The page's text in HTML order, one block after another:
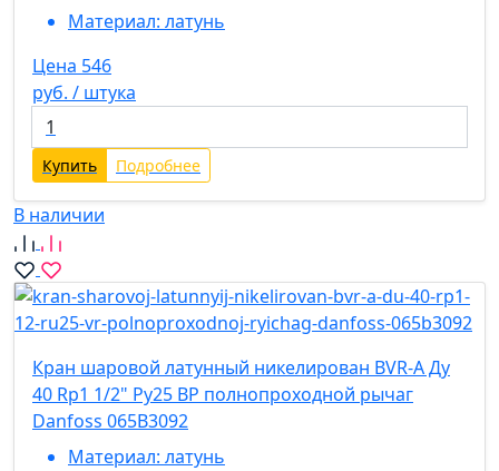
Материал: латунь
Цена 546
руб. / штука
Купить Подробнее
В наличии
Кран шаровой латунный никелирован BVR-A Ду
40 Rp1 1/2" Ру25 ВР полнопроходной рычаг
Danfoss 065B3092
Материал: латунь